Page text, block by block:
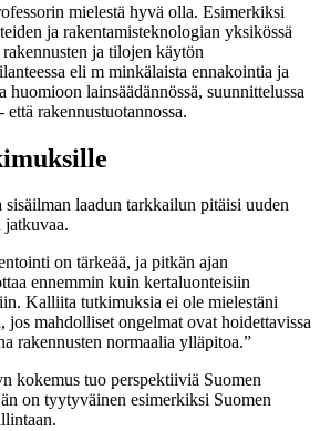
mielestä hyvä olla. Esimerkiksi
ja rakentamisteknologian yksikössä
ja tilojen käytön
eli m minkälaista ennakointia ja
huomioon lainsäädännössä, suunnittelussa
rakennustuotannossa.
laadun tarkkailun pitäisi uuden
jatkuvaa.
on tärkeää, ja pitkän ajan
ennemmin kuin kertaluonteisiin
Kalliita tutkimuksia ei ole mielestäni
jos mahdolliset ongelmat ovat hoidettavissa
rakennusten normaalia ylläpitoa.”
kokemus tuo perspektiiviä Suomen
on tyytyväinen esimerkiksi Suomen